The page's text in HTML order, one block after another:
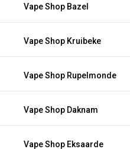
Vape Shop Bazel
Vape Shop Kruibeke
Vape Shop Rupelmonde
Vape Shop Daknam
Vape Shop Eksaarde